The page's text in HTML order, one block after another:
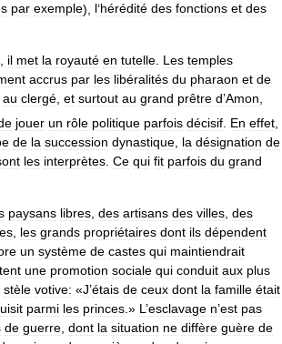
par exemple), l’hérédité des fonctions et des
, il met la royauté en tutelle. Les temples
accrus par les libéralités du pharaon et de
au clergé, et surtout au grand prêtre d’Amon,
jouer un rôle politique parfois décisif En effet
de la succession dynastique la désignation de
les interprètes Ce qui fit parfois du grand
paysans libres des artisans des villes des
les grands propriétaires dont ils dépendent
un système de castes qui maintiendrait
une promotion sociale qui conduit aux plus
stèle votive: «J’étais de ceux dont la famille était
parmi les princes .» L ’esclavage n’est pas
de guerre dont la situation ne diffère guère de